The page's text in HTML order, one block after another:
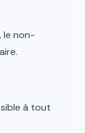
le non-
à tout